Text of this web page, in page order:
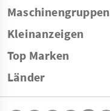
Maschinengruppen
Kleinanzeigen
Top Marken
Länder